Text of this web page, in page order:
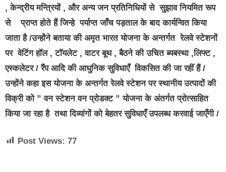
, केन्द्रीय मन्त्रियों , और अन्य जन प्रतिनिधियों से सुझाव नियमित रूप
से प्राप्त होते हैं जिन्हे पर्याप्त जाँच पड़ताल के बाद कार्यन्वित किया
जाता है /उन्होंने बताया की अमृत भारत योजना के अन्तर्गत रेलवे स्टेशनों
पर वेटिंग हॉल , टॉयलेट , वाटर बूथ , बैठने की उचित ब्यबस्था ,लिफ्ट ,
एस्कलेटर / रैंप आदि की आधुनिक सुविधाएँ विकसित की जा रहीं हैं /
उन्होंने कहा इस योजना के अन्तर्गत रेलवे स्टेशन पर स्थानीय उत्पादों की
विक्री को ” वन स्टेशन वन प्रोडक्ट ” योजना के अंतर्गत प्रोत्साहित
किया जा रहा है तथा दिव्यांगों को बेहतर सुविधाएँ उपलब्ध करवाई जाएँगी /
Post Views: 77